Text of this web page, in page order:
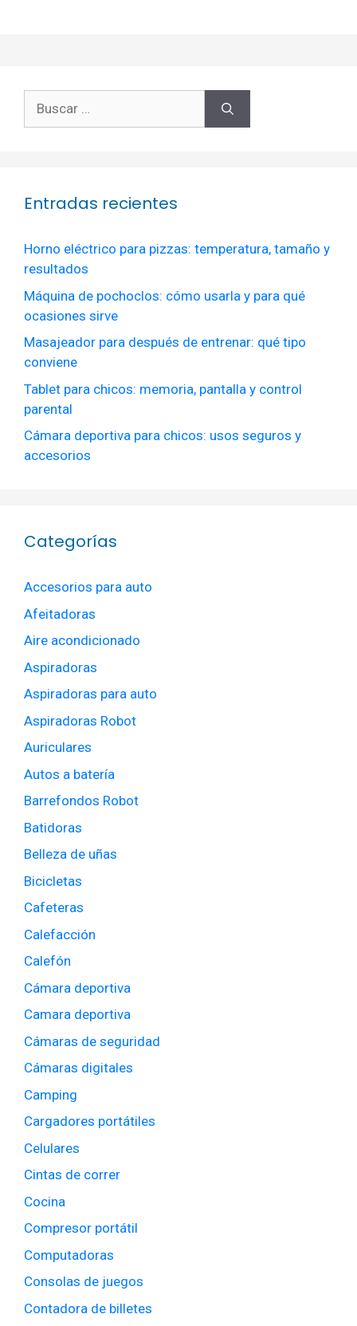
Entradas recientes
Horno eléctrico para pizzas: temperatura, tamaño y
resultados
Máquina de pochoclos: cómo usarla y para qué
ocasiones sirve
Masajeador para después de entrenar: qué tipo
conviene
Tablet para chicos: memoria, pantalla y control
parental
Cámara deportiva para chicos: usos seguros y
accesorios
Categorías
Accesorios para auto
Afeitadoras
Aire acondicionado
Aspiradoras
Aspiradoras para auto
Aspiradoras Robot
Auriculares
Autos a batería
Barrefondos Robot
Batidoras
Belleza de uñas
Bicicletas
Cafeteras
Calefacción
Calefón
Cámara deportiva
Camara deportiva
Cámaras de seguridad
Cámaras digitales
Camping
Cargadores portátiles
Celulares
Cintas de correr
Cocina
Compresor portátil
Computadoras
Consolas de juegos
Contadora de billetes